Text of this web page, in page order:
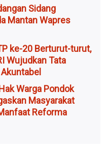
Sidang
Mantan Wapres
ke-20 Berturut-turut,
Wujudkan Tata
Warga Pondok
Masyarakat
Reforma